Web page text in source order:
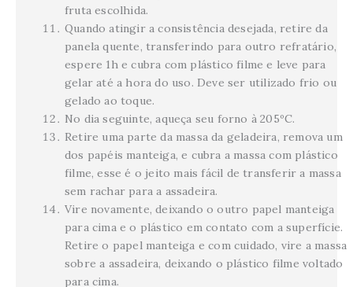
fruta escolhida.
Quando atingir a consistência desejada, retire da
panela quente, transferindo para outro refratário,
espere 1h e cubra com plástico filme e leve para
gelar até a hora do uso. Deve ser utilizado frio ou
gelado ao toque.
No dia seguinte, aqueça seu forno à 205ºC.
Retire uma parte da massa da geladeira, remova um
dos papéis manteiga, e cubra a massa com plástico
filme, esse é o jeito mais fácil de transferir a massa
sem rachar para a assadeira.
Vire novamente, deixando o outro papel manteiga
para cima e o plástico em contato com a superfície.
Retire o papel manteiga e com cuidado, vire a massa
sobre a assadeira, deixando o plástico filme voltado
para cima.